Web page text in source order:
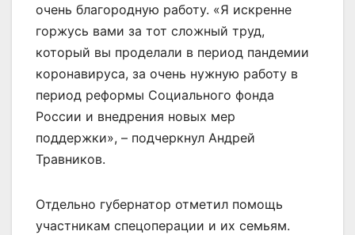
очень благородную работу. «Я искренне
горжусь вами за тот сложный труд,
который вы проделали в период пандемии
коронавируса, за очень нужную работу в
период реформы Социального фонда
России и внедрения новых мер
поддержки», – подчеркнул Андрей
Травников.
Отдельно губернатор отметил помощь
участникам спецоперации и их семьям.